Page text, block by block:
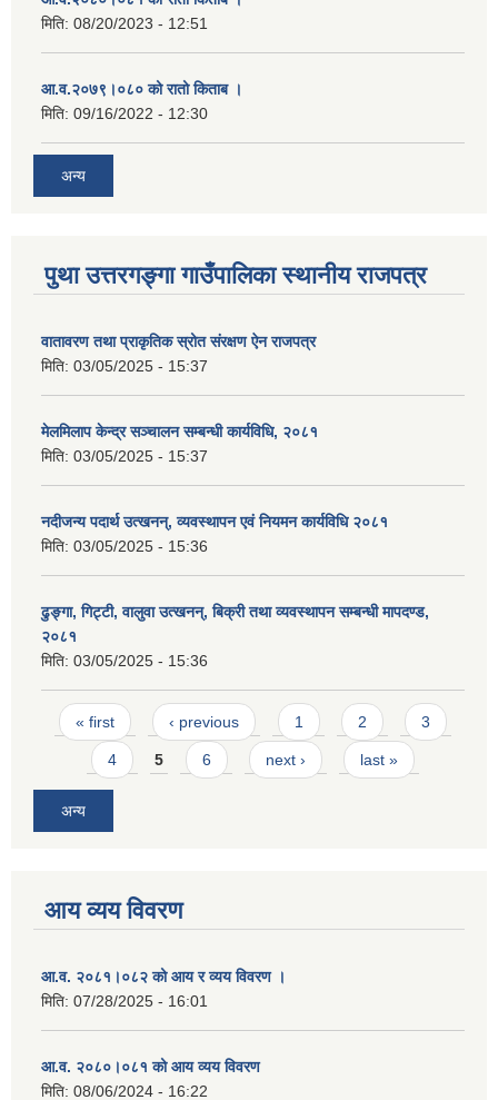
मिति: 08/20/2023 - 12:51
आ.व.२०७९।०८० को रातो किताब ।
मिति: 09/16/2022 - 12:30
अन्य
पुथा उत्तरगङ्गा गाउँपालिका स्थानीय राजपत्र
वातावरण तथा प्राकृतिक स्रोत संरक्षण ऐन राजपत्र
मिति: 03/05/2025 - 15:37
मेलमिलाप केन्द्र सञ्चालन सम्बन्धी कार्यविधि, २०८१
मिति: 03/05/2025 - 15:37
नदीजन्य पदार्थ उत्खनन्, व्यवस्थापन एवं नियमन कार्यविधि २०८१
मिति: 03/05/2025 - 15:36
ढुङ्गा, गिट्टी, वालुवा उत्खनन्, बिक्री तथा व्यवस्थापन सम्बन्धी मापदण्ड,
२०८१
मिति: 03/05/2025 - 15:36
Pages
« first ‹ previous 1 2 3
4 5 6 next › last »
अन्य
आय व्यय विवरण
आ.व. २०८१।०८२ को आय र व्यय विवरण ।
मिति: 07/28/2025 - 16:01
आ.व. २०८०।०८१ को आय व्यय विवरण
मिति: 08/06/2024 - 16:22